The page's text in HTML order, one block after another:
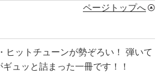
ページトップへ
ヒットチューンが勢ぞろい！ 弾いて
ュッと詰まった一冊です！！